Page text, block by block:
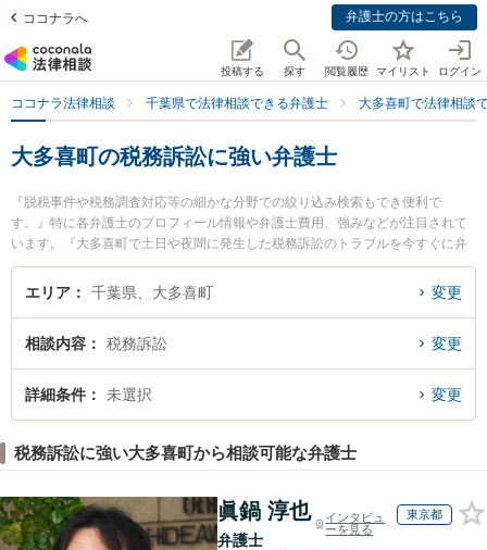
ココナラへ 弁護士の方はこちら
投稿する 探す 閲覧履歴 マイリスト ログイン
ココナラ法律相談 千葉県で法律相談できる弁護士 大多喜町で法律相談
大多喜町の税務訴訟に強い弁護士
『脱税事件や税務調査対応等の細かな分野での絞り込み検索もでき便利で
す。』特に各弁護士のプロフィール情報や弁護士費用、強みなどが注目されて
います。『大多喜町で土日や夜間に発生した税務訴訟のトラブルを今すぐに弁
護士に相談したい』『税務訴訟のトラブル解決の実績豊富な近くの弁護士を検
索したい』『初回相談無料で税務訴訟を法律相談できる大多喜町内の弁護士に
エリア 千葉県、大多喜町 変更
相談内容 税務訴訟 変更
詳細条件 未選択 変更
税務訴訟に強い大多喜町から相談可能な弁護士
眞鍋 淳也
弁護士
インタビュ
ーを見る
東京都